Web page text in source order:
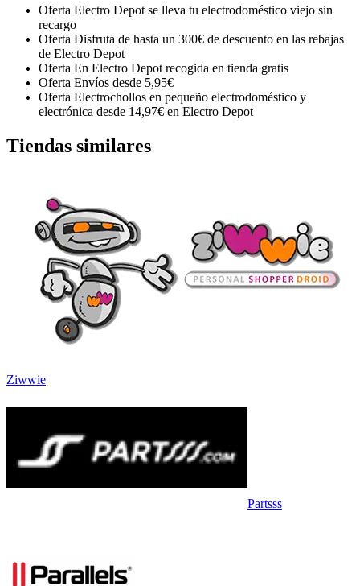
Oferta Electro Depot se lleva tu electrodoméstico viejo sin
recargo
Oferta Disfruta de hasta un 300€ de descuento en las rebajas
de Electro Depot
Oferta En Electro Depot recogida en tienda gratis
Oferta Envíos desde 5,95€
Oferta Electrochollos en pequeño electrodoméstico y
electrónica desde 14,97€ en Electro Depot
Tiendas similares
Ziwwie
Partsss